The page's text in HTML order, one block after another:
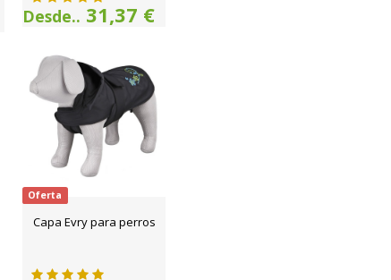
Desde.. 31,37 €
Oferta
Capa Evry para perros